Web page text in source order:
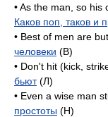
• As the man, so his
Каков поп, таков и
• Best of men are
человеки (B)
• Don't hit (kick,
бьют(Л)
• Even a wise man
простоты (H)